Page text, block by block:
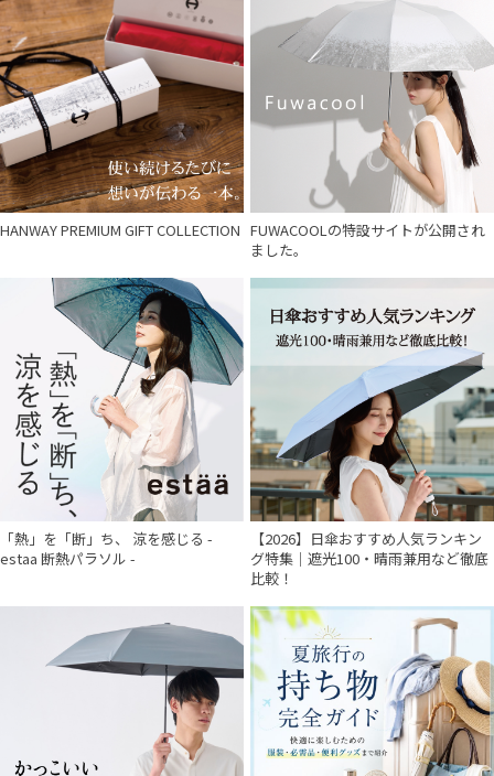
件
HANWAY PREMIUM GIFT COLLECTION FUWACOOLの特設サイトが公開され
ました。
「熱」を「断」ち、 涼を感じる -
estaa 断熱パラソル -
【2026】日傘おすすめ人気ランキン
グ特集｜遮光100・晴雨兼用など徹底
比較！